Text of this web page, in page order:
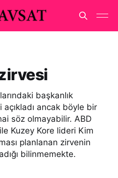
başkanlık
ancak böyle bir
söz olmayabilir. ABD
Kuzey Kore lideri Kim
planlanan zirvenin
bilinmemekte.